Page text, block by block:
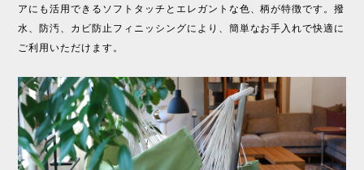
アにも活用できるソフトタッチとエレガントな色、柄が特徴です。撥
水、防汚、カビ防止フィニッシングにより、簡単なお手入れで快適に
ご利用いただけます。